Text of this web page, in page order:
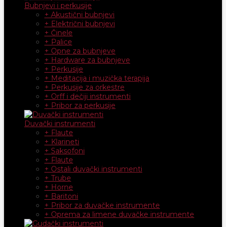
Bubnjevi i perkusije
+ Akustični bubnjevi
+ Električni bubnjevi
+ Činele
+ Palice
+ Opne za bubnjeve
+ Hardware za bubnjeve
+ Perkusije
+ Meditacija i muzička terapija
+ Perkusije za orkestre
+ Orff i dečiji instrumenti
+ Pribor za perkusije
Duvački instrumenti
+ Flaute
+ Klarineti
+ Saksofoni
+ Flaute
+ Ostali duvački instrumenti
+ Trube
+ Horne
+ Baritoni
+ Pribor za duvačke instrumente
+ Oprema za limene duvačke instrumente